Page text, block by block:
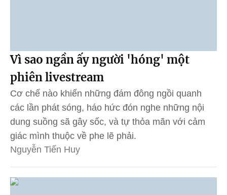
Vì sao ngần ấy người 'hóng' một
phiên livestream
Cơ chế nào khiến những đám đông ngồi quanh
các lần phát sóng, háo hức đón nghe những nội
dung suồng sã gây sốc, và tự thỏa mãn với cảm
giác mình thuộc về phe lẽ phải.
Nguyễn Tiến Huy